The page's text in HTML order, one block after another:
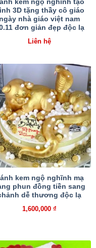
kem ngộ nghĩnh tạo
3D tặng thầy cô giáo
ngày nhà giáo việt nam
đơn giản đẹp độc lạ
Liên hệ
kem ngộ nghĩnh mạ
phun đồng tiền sang
dễ thương độc lạ
1,600,000 ₫